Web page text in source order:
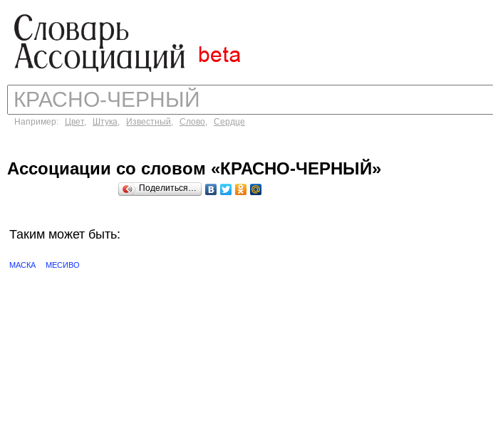
Например: Цвет, Штука, Известный, Слово, Сердце
Ассоциации со словом «КРАСНО-ЧЕРНЫЙ»
Поделиться…
Таким может быть:
МАСКА МЕСИВО